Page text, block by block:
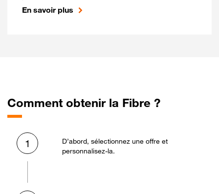
En savoir plus
Comment obtenir la Fibre ?
1
D’abord, sélectionnez une offre et
personnalisez-la.